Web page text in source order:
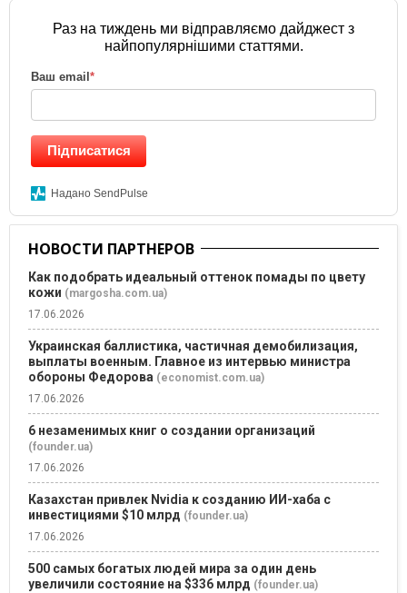
Раз на тиждень ми відправляємо дайджест з
найпопулярнішими статтями.
Ваш email *
Підписатися
Надано SendPulse
НОВОСТИ ПАРТНЕРОВ
Как подобрать идеальный оттенок помады по цвету
кожи (margosha.com.ua)
17.06.2026
Украинская баллистика, частичная демобилизация,
выплаты военным. Главное из интервью министра
обороны Федорова (economist.com.ua)
17.06.2026
6 незаменимых книг о создании организаций
(founder.ua)
17.06.2026
Казахстан привлек Nvidia к созданию ИИ-хаба с
инвестициями $10 млрд (founder.ua)
17.06.2026
500 самых богатых людей мира за один день
увеличили состояние на $336 млрд (founder.ua)